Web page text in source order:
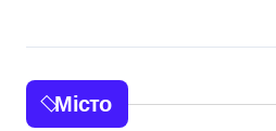
Місто